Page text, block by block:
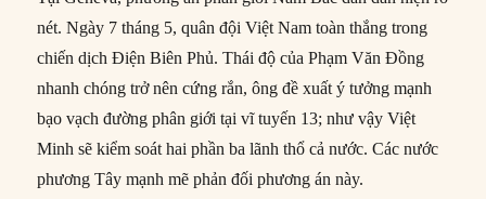
nét. Ngày 7 tháng 5, quân đội Việt Nam toàn thắng trong
chiến dịch Điện Biên Phủ. Thái độ của Phạm Văn Đồng
nhanh chóng trở nên cứng rắn, ông đề xuất ý tưởng mạnh
bạo vạch đường phân giới tại vĩ tuyến 13; như vậy Việt
Minh sẽ kiểm soát hai phần ba lãnh thổ cả nước. Các nước
phương Tây mạnh mẽ phản đối phương án này.